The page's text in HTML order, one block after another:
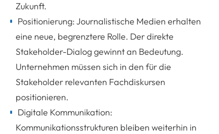
Zukunft.
Positionierung: Journalistische Medien erhalten
eine neue, begrenztere Rolle. Der direkte
Stakeholder-Dialog gewinnt an Bedeutung.
Unternehmen müssen sich in den für die
Stakeholder relevanten Fachdiskursen
positionieren.
Digitale Kommunikation:
Kommunikationsstrukturen bleiben weiterhin in